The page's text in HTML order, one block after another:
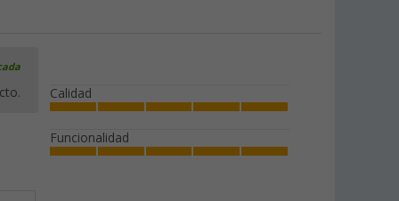
Calidad
Funcionalidad